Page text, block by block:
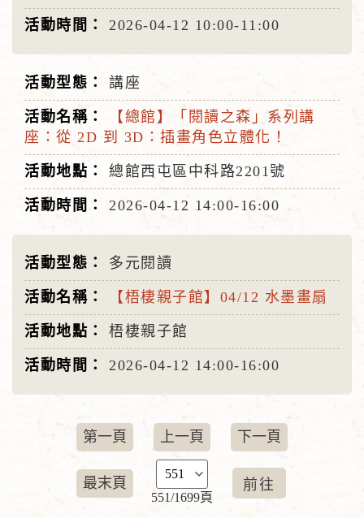
2026-04-12 10:00-11:00
講座
【總館】「閱讀之森」系列講
座：從 2D 到 3D：插畫角色立體化！
總館西屯區中科路2201號
2026-04-12 14:00-16:00
多元閱讀
【梧棲親子館】04/12 水墨畫扇
梧棲親子館
2026-04-12 14:00-16:00
第一頁 上一頁 下一頁
最末頁
551/1699頁